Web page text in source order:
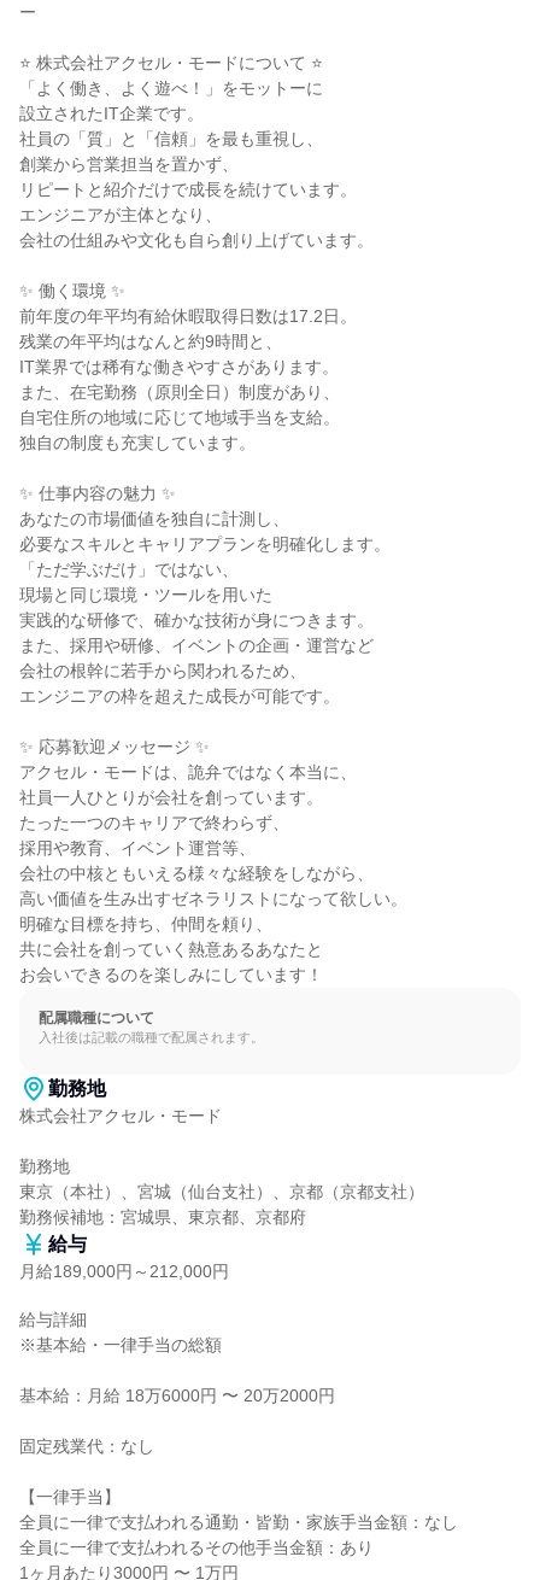
ー
⭐ 株式会社アクセル・モードについて ⭐
「よく働き、よく遊べ！」をモットーに
設立されたIT企業です。
社員の「質」と「信頼」を最も重視し、
創業から営業担当を置かず、
リピートと紹介だけで成長を続けています。
エンジニアが主体となり、
会社の仕組みや文化も自ら創り上げています。
✨ 働く環境 ✨
前年度の年平均有給休暇取得日数は17.2日。
残業の年平均はなんと約9時間と、
IT業界では稀有な働きやすさがあります。
また、在宅勤務（原則全日）制度があり、
自宅住所の地域に応じて地域手当を支給。
独自の制度も充実しています。
✨ 仕事内容の魅力 ✨
あなたの市場価値を独自に計測し、
必要なスキルとキャリアプランを明確化します。
「ただ学ぶだけ」ではない、
現場と同じ環境・ツールを用いた
実践的な研修で、確かな技術が身につきます。
また、採用や研修、イベントの企画・運営など
会社の根幹に若手から関われるため、
エンジニアの枠を超えた成長が可能です。
✨ 応募歓迎メッセージ ✨
アクセル・モードは、詭弁ではなく本当に、
社員一人ひとりが会社を創っています。
たった一つのキャリアで終わらず、
採用や教育、イベント運営等、
会社の中核ともいえる様々な経験をしながら、
高い価値を生み出すゼネラリストになって欲しい。
明確な目標を持ち、仲間を頼り、
共に会社を創っていく熱意あるあなたと
お会いできるのを楽しみにしています！
配属職種について
入社後は記載の職種で配属されます。
勤務地
株式会社アクセル・モード
勤務地
東京（本社）、宮城（仙台支社）、京都（京都支社）
勤務候補地：宮城県、東京都、京都府
給与
月給189,000円～212,000円
給与詳細
※基本給・一律手当の総額
基本給：月給 18万6000円 〜 20万2000円
固定残業代：なし
【一律手当】
全員に一律で支払われる通勤・皆勤・家族手当金額：なし
全員に一律で支払われるその他手当金額：あり
1ヶ月あたり3000円 〜 1万円